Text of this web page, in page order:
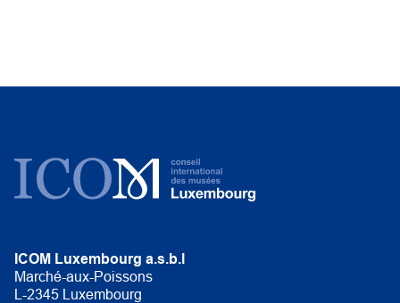
ICOM Luxembourg a.s.b.l
Marché-aux-Poissons
L-2345 Luxembourg